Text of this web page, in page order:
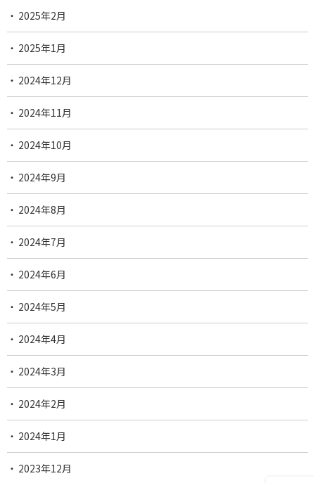
2025年2月
2025年1月
2024年12月
2024年11月
2024年10月
2024年9月
2024年8月
2024年7月
2024年6月
2024年5月
2024年4月
2024年3月
2024年2月
2024年1月
2023年12月